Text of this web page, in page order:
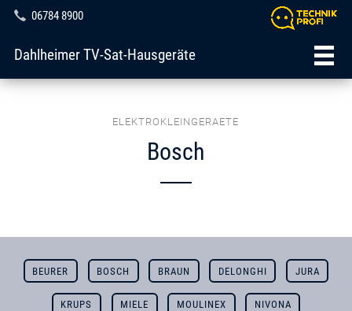
06784 8900
Dahlheimer TV-Sat-Hausgeräte
ELEKTROKLEINGERAETE
Bosch
BEURER BOSCH BRAUN DELONGHI JURA
KRUPS MIELE MOULINEX NIVONA